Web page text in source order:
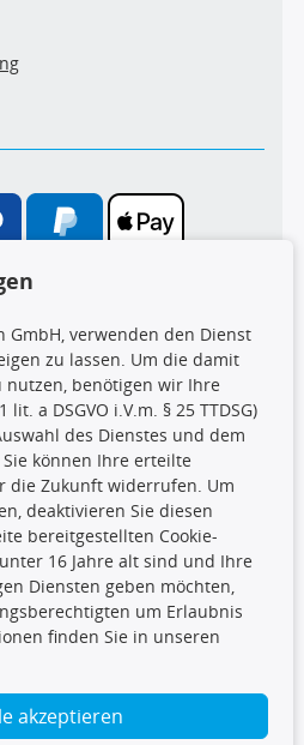
GmbH, verwenden den Dienst
zu lassen. Um die damit
nutzen, benötigen wir Ihre
a DSGVO i.V.m. § 25 TTDSG)
des Dienstes und dem
können Ihre erteilte
die Zukunft widerrufen. Um
deaktivieren Sie diesen
bereitgestellten Cookie-
16 Jahre alt sind und Ihre
Diensten geben möchten,
um Erlaubnis
finden Sie in unseren
akzeptieren